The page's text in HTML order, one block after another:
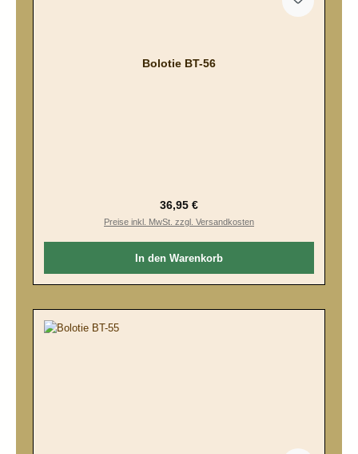
Bolotie BT-56
Regulärer Preis:
36,95 €
Preise inkl. MwSt. zzgl. Versandkosten
In den Warenkorb